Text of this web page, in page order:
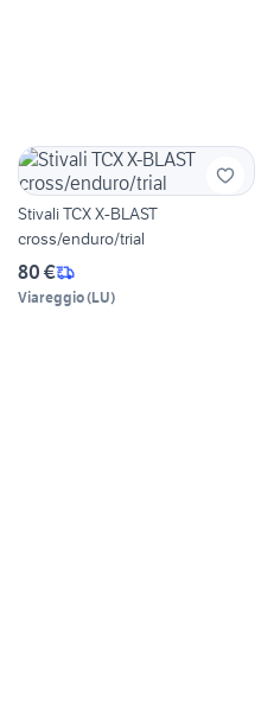
Stivali TCX X-BLAST
cross/enduro/trial
80 €
Viareggio(LU)